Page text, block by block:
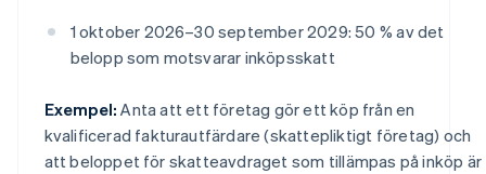
1 oktober 2026–30 september 2029: 50 % av det
belopp som motsvarar inköpsskatt
Exempel: Anta att ett företag gör ett köp från en
kvalificerad fakturautfärdare (skattepliktigt företag) och
att beloppet för skatteavdraget som tillämpas på inköp är